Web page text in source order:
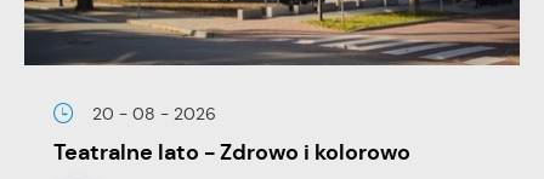
20 - 08 - 2026
Teatralne lato - Zdrowo i kolorowo